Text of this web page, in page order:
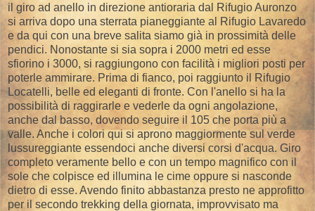
il giro ad anello in direzione antioraria dal Rifugio Auronzo
si arriva dopo una sterrata pianeggiante al Rifugio Lavaredo
e da qui con una breve salita siamo già in prossimità delle
pendici. Nonostante si sia sopra i 2000 metri ed esse
sfiorino i 3000, si raggiungono con facilità i migliori posti per
poterle ammirare. Prima di fianco, poi raggiunto il Rifugio
Locatelli, belle ed eleganti di fronte. Con l'anello si ha la
possibilità di raggirarle e vederle da ogni angolazione,
anche dal basso, dovendo seguire il 105 che porta più a
valle. Anche i colori qui si aprono maggiormente sul verde
lussureggiante essendoci anche diversi corsi d'acqua. Giro
completo veramente bello e con un tempo magnifico con il
sole che colpisce ed illumina le cime oppure si nasconde
dietro di esse. Avendo finito abbastanza presto ne approfitto
per il secondo trekking della giornata, improvvisato ma